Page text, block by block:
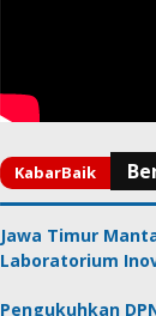
Jawa Timur
Laboratorium
Pengukuhkan